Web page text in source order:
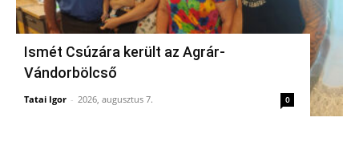
Ismét Csúzára került az Agrár-
Vándorbölcső
Tatai Igor - 2026, augusztus 7. 0